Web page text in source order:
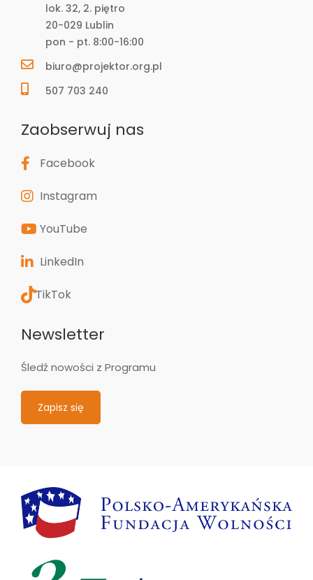
lok. 32, 2. piętro
20-029 Lublin
pon - pt. 8:00-16:00
biuro@projektor.org.pl
507 703 240
Zaobserwuj nas
Facebook
Instagram
YouTube
LinkedIn
TikTok
Newsletter
Śledź nowości z Programu
Zapisz się